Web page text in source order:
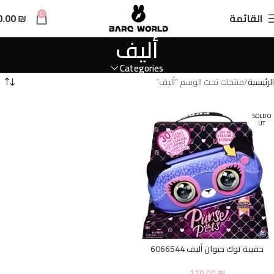
القائمة 0
₪
أليف
Categories
الرئيسية منتجات تحت الوسم “أليف”
SOLD O
UT
حقيبة توك حيوان أليف 6066544